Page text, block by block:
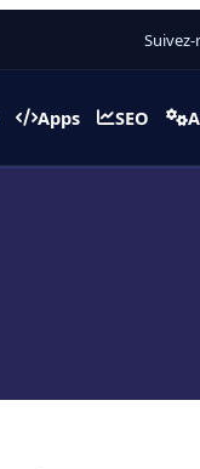
Apps SEO